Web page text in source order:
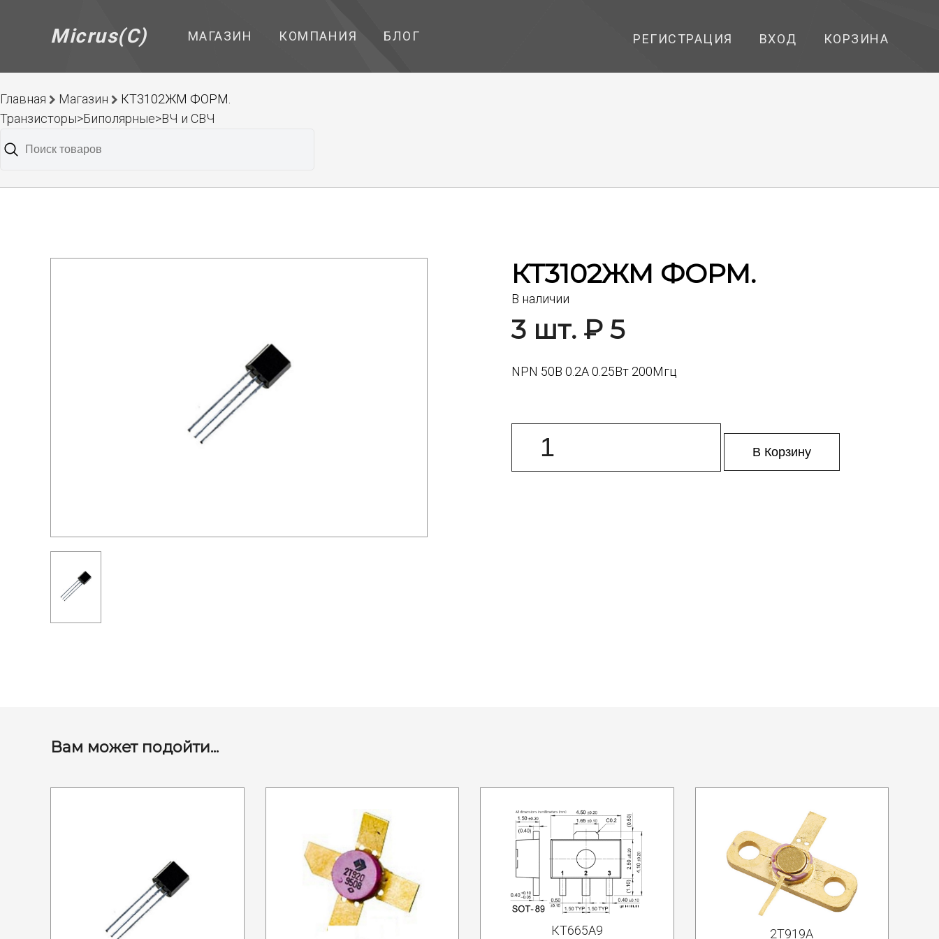
Micrus(C) МАГАЗИН КОМПАНИЯ БЛОГ РЕГИСТРАЦИЯ ВХОД КОРЗИНА
Главная Магазин
КТ3102ЖМ ФОРМ.
Транзисторы>Биполярные>ВЧ и СВЧ
КТ3102ЖМ ФОРМ.
В наличии
3 шт. ₽ 5
NPN 50В 0.2А 0.25Вт 200Мгц
В Корзину
Вам может подойти...
КТ665А9 2Т919А